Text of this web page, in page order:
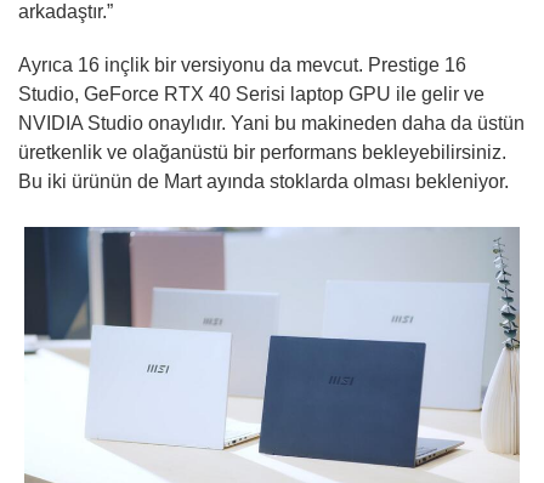
arkadaştır.”
Ayrıca 16 inçlik bir versiyonu da mevcut. Prestige 16
Studio, GeForce RTX 40 Serisi laptop GPU ile gelir ve
NVIDIA Studio onaylıdır. Yani bu makineden daha da üstün
üretkenlik ve olağanüstü bir performans bekleyebilirsiniz.
Bu iki ürünün de Mart ayında stoklarda olması bekleniyor.